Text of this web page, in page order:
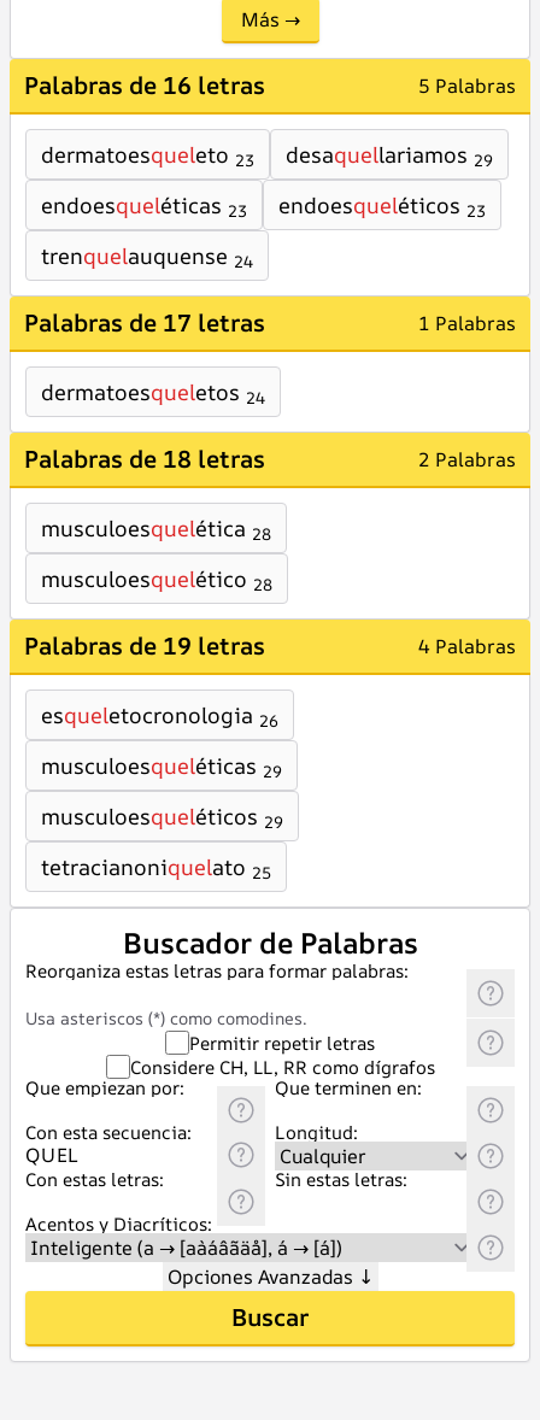
Más →
Palabras de 16 letras 5 Palabras
dermatoesqueleto 23 desaquellariamos 29
endoesqueléticas 23 endoesqueléticos 23
trenquelauquense 24
Palabras de 17 letras 1 Palabras
dermatoesqueletos 24
Palabras de 18 letras 2 Palabras
musculoesquelética 28
musculoesquelético 28
Palabras de 19 letras 4 Palabras
esqueletocronologia 26
musculoesqueléticas 29
musculoesqueléticos 29
tetracianoniquelato 25
Buscador de Palabras
Reorganiza estas letras para formar palabras:
Usa asteriscos (*) como comodines.
Permitir repetir letras
Considere CH, LL, RR como dígrafos
Que empiezan por:
Que terminen en:
Con esta secuencia:
Longitud:
Con estas letras:
Sin estas letras:
Acentos y Diacríticos:
Opciones Avanzadas ↓
Buscar